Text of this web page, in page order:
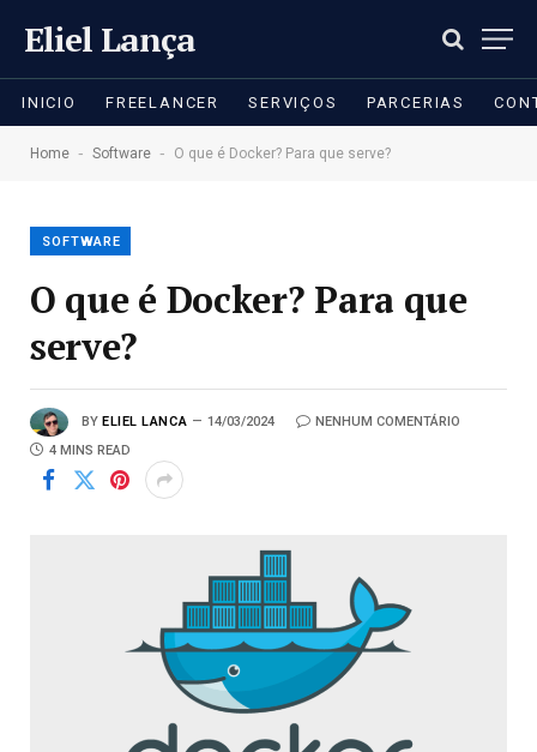
Eliel Lança
INICIO FREELANCER SERVIÇOS PARCERIAS
Home - Software - O que é Docker? Para que serve?
SOFTWARE
O que é Docker? Para que
serve?
BY ELIEL LANCA 14/03/2024
NENHUM COMENTÁRIO
4 MINS READ